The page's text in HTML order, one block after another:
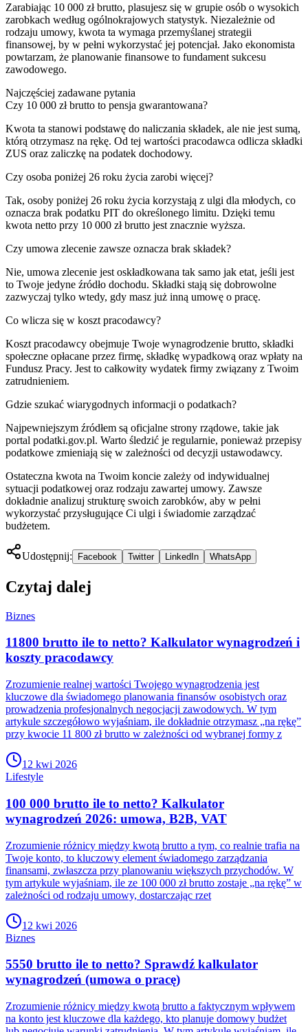
Zarabiając 10 000 zł brutto, plasujesz się w grupie osób o wysokich
zarobkach według ogólnokrajowych statystyk. Niezależnie od
rodzaju umowy, kwota ta wymaga przemyślanej strategii
finansowej, by w pełni wykorzystać jej potencjał. Jako ekonomista
powtarzam, że planowanie finansowe to fundament sukcesu
zawodowego.
Najczęściej zadawane pytania
Czy 10 000 zł brutto to pensja gwarantowana?
Kwota ta stanowi podstawę do naliczania składek, ale nie jest sumą,
którą otrzymasz na rękę. Od tej wartości pracodawca odlicza składki
ZUS oraz zaliczkę na podatek dochodowy.
Czy osoba poniżej 26 roku życia zarobi więcej?
Tak, osoby poniżej 26 roku życia korzystają z ulgi dla młodych, co
oznacza brak podatku PIT do określonego limitu. Dzięki temu
kwota netto przy 10 000 zł brutto jest znacznie wyższa.
Czy umowa zlecenie zawsze oznacza brak składek?
Nie, umowa zlecenie jest oskładkowana tak samo jak etat, jeśli jest
to Twoje jedyne źródło dochodu. Składki stają się dobrowolne
zazwyczaj tylko wtedy, gdy masz już inną umowę o pracę.
Co wlicza się w koszt pracodawcy?
Koszt pracodawcy obejmuje Twoje wynagrodzenie brutto, składki
społeczne opłacane przez firmę, składkę wypadkową oraz wpłaty na
Fundusz Pracy. Jest to całkowity wydatek firmy związany z Twoim
zatrudnieniem.
Gdzie szukać wiarygodnych informacji o podatkach?
Najpewniejszym źródłem są oficjalne strony rządowe, takie jak
portal podatki.gov.pl. Warto śledzić je regularnie, ponieważ przepisy
podatkowe zmieniają się w zależności od decyzji ustawodawcy.
Ostateczna kwota na Twoim koncie zależy od indywidualnej
sytuacji podatkowej oraz rodzaju zawartej umowy. Zawsze
dokładnie analizuj strukturę swoich zarobków, aby w pełni
wykorzystać przysługujące Ci ulgi i świadomie zarządzać
budżetem.
Udostępnij: Facebook Twitter LinkedIn WhatsApp
Czytaj dalej
Biznes
11800 brutto ile to netto? Kalkulator wynagrodzeń i
koszty pracodawcy
Zrozumienie realnej wartości Twojego wynagrodzenia jest
kluczowe dla świadomego planowania finansów osobistych oraz
prowadzenia profesjonalnych negocjacji zawodowych. W tym
artykule szczegółowo wyjaśniam, ile dokładnie otrzymasz „na rękę”
przy kwocie 11 800 zł brutto w zależności od wybranej formy z
12 kwi 2026
Lifestyle
100 000 brutto ile to netto? Kalkulator
wynagrodzeń 2026: umowa, B2B, VAT
Zrozumienie różnicy między kwotą brutto a tym, co realnie trafia na
Twoje konto, to kluczowy element świadomego zarządzania
finansami, zwłaszcza przy planowaniu większych przychodów. W
tym artykule wyjaśniam, ile ze 100 000 zł brutto zostaje „na rękę” w
zależności od rodzaju umowy, dostarczając rzet
12 kwi 2026
Biznes
5550 brutto ile to netto? Sprawdź kalkulator
wynagrodzeń (umowa o pracę)
Zrozumienie różnicy między kwotą brutto a faktycznym wpływem
na konto jest kluczowe dla każdego, kto planuje domowy budżet